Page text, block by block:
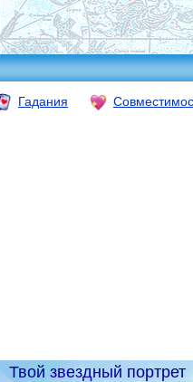
Гадания
Твой звездный портрет